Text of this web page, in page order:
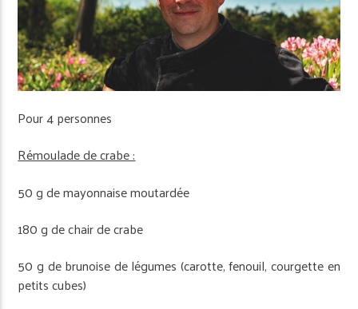
Pour 4 personnes
Rémoulade de crabe :
50 g de mayonnaise moutardée
180 g de chair de crabe
50 g de brunoise de légumes (carotte, fenouil, courgette en
petits cubes)